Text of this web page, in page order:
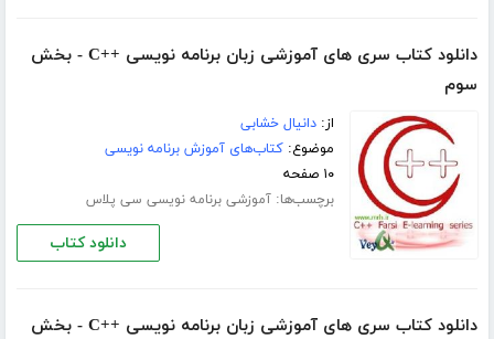
دانلود کتاب سری های آموزشی زبان برنامه نویسی ++C - بخش
سوم
از:دانیال خشابی
موضوع:کتاب‌های آموزش برنامه نویسی
۱۰ صفحه
برچسب‌ها:آموزشی برنامه نویسی سی پلاس
دانلود کتاب
دانلود کتاب سری های آموزشی زبان برنامه نویسی ++C - بخش